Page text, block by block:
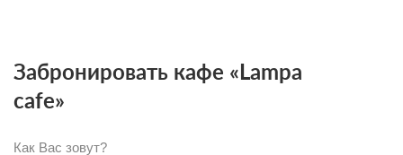
Забронировать кафе «Lampa
cafe»